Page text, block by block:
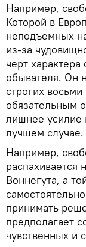
Например,
Которой в
неподъемных
из-за
черт
обывателя. Он
строгих
обязательным
лишнее усилие
лучшем
Например,
распахивается
Воннегута, а
принимать
предполагает
чувственных и